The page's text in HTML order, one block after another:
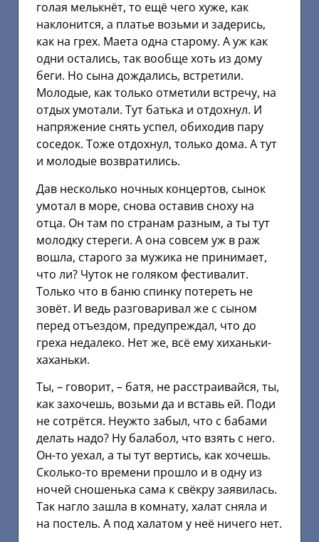
голая мелькнёт, то ещё чего хуже, как
наклонится, а платье возьми и задерись,
как на грех. Маета одна старому. А уж как
одни остались, так вообще хоть из дому
беги. Но сына дождались, встретили.
Молодые, как только отметили встречу, на
отдых умотали. Тут батька и отдохнул. И
напряжение снять успел, обиходив пару
соседок. Тоже отдохнул, только дома. А тут
и молодые возвратились.
Дав несколько ночных концертов, сынок
умотал в море, снова оставив сноху на
отца. Он там по странам разным, а ты тут
молодку стереги. А она совсем уж в раж
вошла, старого за мужика не принимает,
что ли? Чуток не голяком фестивалит.
Только что в баню спинку потереть не
зовёт. И ведь разговаривал же с сыном
перед отъездом, предупреждал, что до
греха недалеко. Нет же, всё ему хиханьки-
хаханьки.
Ты, – говорит, – батя, не расстраивайся, ты,
как захочешь, возьми да и вставь ей. Поди
не сотрётся. Неужто забыл, что с бабами
делать надо? Ну балабол, что взять с него.
Он-то уехал, а ты тут вертись, как хочешь.
Сколько-то времени прошло и в одну из
ночей сношенька сама к свёкру заявилась.
Так нагло зашла в комнату, халат сняла и
на постель. А под халатом у неё ничего нет.